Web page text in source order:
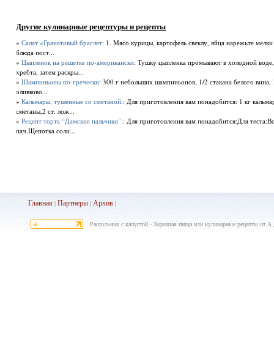
Другие кулинарные рецептуры и рецепты
»Салат «Гранатовый браслет: 1. Мясо курицы, картофель свеклу, яйца нарежьте
блюда пост...
»Цыпленок на решетке по-американски: Тушку цыпленка промывают в холодной
хребта, затем раскры...
»Шампиньоны по-гречески: 300 г небольших шампиньонов, 1/2 стакана белого
оливково...
»Кальмары, тушенные со сметаной. : Для приготовления вам понадобится: 1 кг
сметаны,2 ст. лож...
»Рецепт торта “Дамские пальчики”. : Для приготовления вам понадобится:Для
пач.Щепотка соли...
Главная |Партнеры |Архив |
Рассольник с капустой - Хорошая пища или кулинарные рецепты от